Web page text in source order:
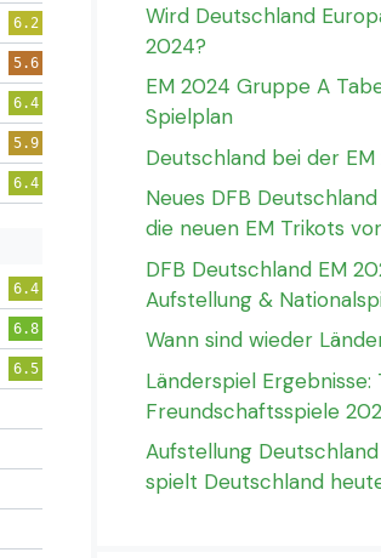
6.2
5.6
6.4
5.9
6.4
6.4
6.8
6.5
Wird Deutschland
2024?
EM 2024 Gruppe A
Spielplan
Deutschland bei der
Neues DFB
die neuen EM Trikots
DFB Deutschland EM
Aufstellung &
Wann sind wieder
Länderspiel Ergebnisse:
Freundschaftsspiele
Aufstellung
spielt Deutschland